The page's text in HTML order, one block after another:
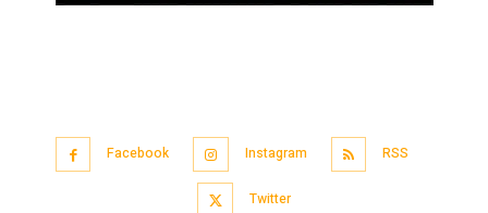
Facebook Instagram RSS
Twitter